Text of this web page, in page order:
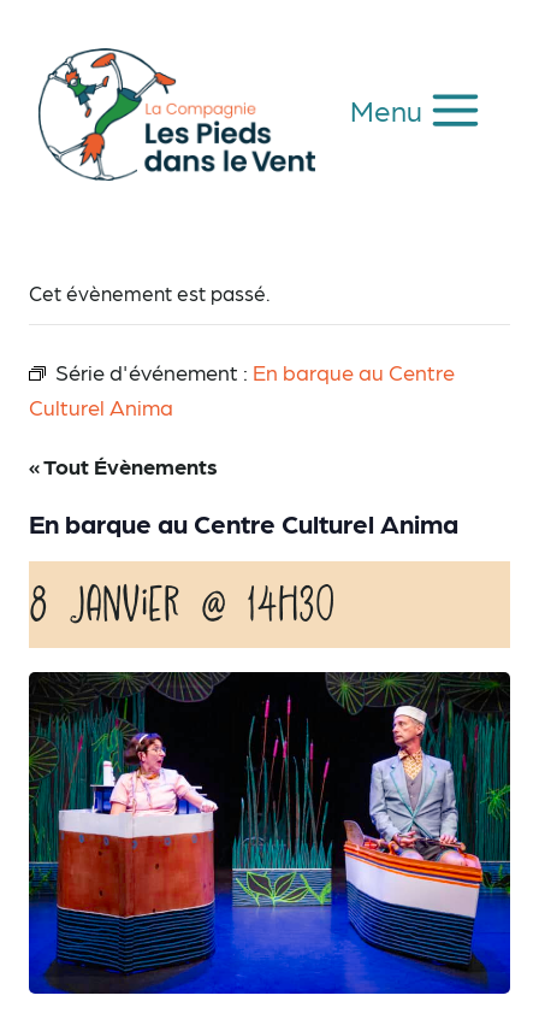
contenu
Menu
Cet évènement est passé.
Série d'événement : En barque au Centre
Culturel Anima
« Tout Évènements
En barque au Centre Culturel Anima
8 janvier @ 14h30